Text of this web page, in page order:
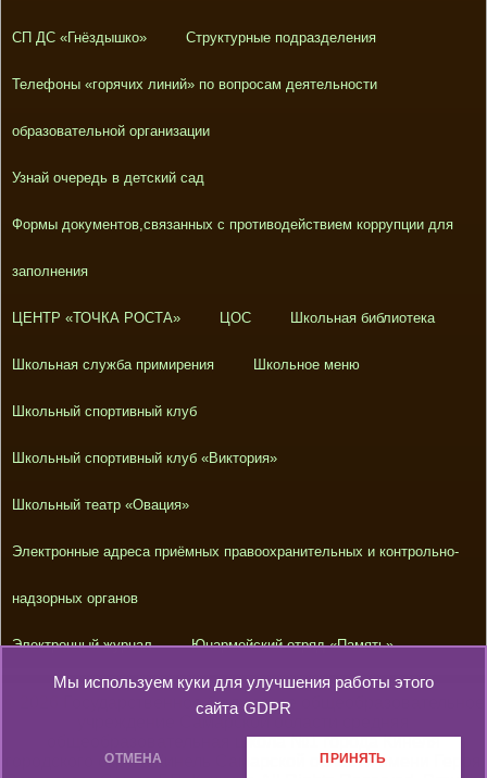
Мы используем куки для улучшения работы этого
сайта GDPR
ОТМЕНА ПРИНЯТЬ
СП ДС «Гнёздышко» Структурные подразделения
Телефоны «горячих линий» по вопросам деятельности
образовательной организации
Узнай очередь в детский сад
Формы документов,связанных с противодействием коррупции для
заполнения
ЦЕНТР «ТОЧКА РОСТА» ЦОС Школьная библиотека
Школьная служба примирения Школьное меню
Школьный спортивный клуб
Школьный спортивный клуб «Виктория»
Школьный театр «Овация»
Электронные адреса приёмных правоохранительных и контрольно-
надзорных органов
Электронный журнал Юнармейский отряд «Память»
Государственное бюджетное общеобразовательное
общеобразовательная школа №1 города Кинеля
городского округа Кинель Самарской области имени Героя